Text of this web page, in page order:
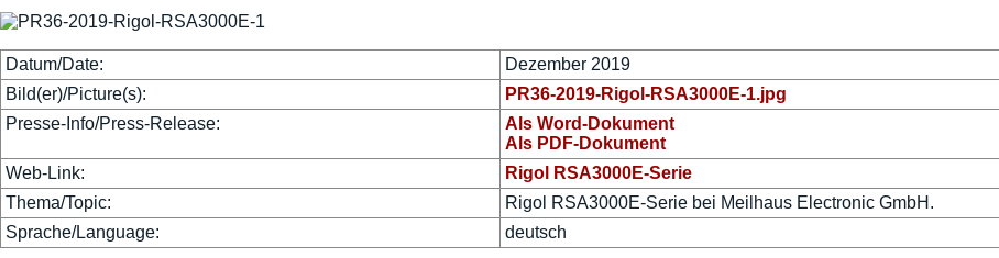
Datum/Date:
Dezember 2019
Bild(er)/Picture(s):
PR36-2019-Rigol-RSA3000E-1.jpg
Presse-Info/Press-Release:
Als Word-Dokument
Als PDF-Dokument
Web-Link:
Rigol RSA3000E-Serie
Thema/Topic:
Rigol RSA3000E-Serie bei Meilhaus Electronic GmbH.
Sprache/Language:
deutsch